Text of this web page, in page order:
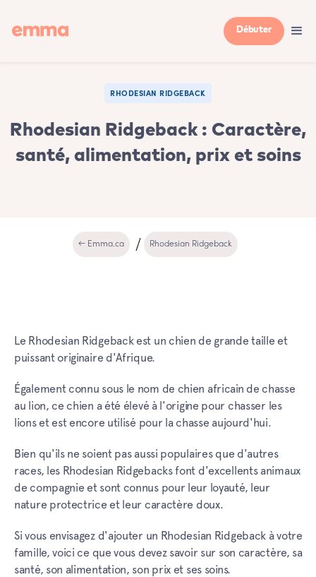
Débuter
RHODESIAN RIDGEBACK
Rhodesian Ridgeback : Caractère,
santé, alimentation, prix et soins
← Emma.ca Rhodesian Ridgeback
Le Rhodesian Ridgeback est un chien de grande taille et
puissant originaire d'Afrique.
Également connu sous le nom de chien africain de chasse
au lion, ce chien a été élevé à l'origine pour chasser les
lions et est encore utilisé pour la chasse aujourd'hui.
Bien qu'ils ne soient pas aussi populaires que d'autres
races, les Rhodesian Ridgebacks font d'excellents animaux
de compagnie et sont connus pour leur loyauté, leur
nature protectrice et leur caractère doux.
Si vous envisagez d'ajouter un Rhodesian Ridgeback à votre
famille, voici ce que vous devez savoir sur son caractère, sa
santé, son alimentation, son prix et ses soins.